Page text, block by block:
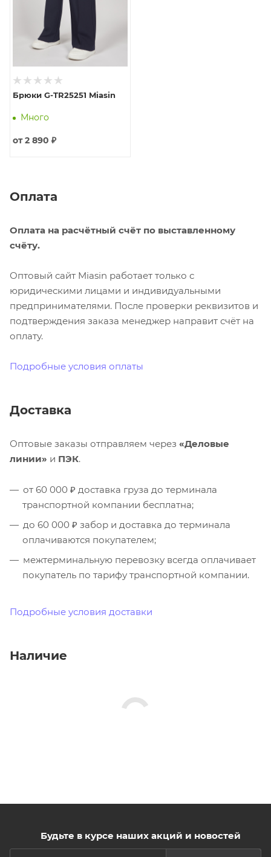
Брюки G-TR25251 Miasin
Много
от2 890 ₽
Оплата
Оплата на расчётный счёт по выставленному
счёту.
Оптовый сайт Miasin работает только с
юридическими лицами и индивидуальными
предпринимателями. После проверки реквизитов и
подтверждения заказа менеджер направит счёт на
оплату.
Подробные условия оплаты
Доставка
Оптовые заказы отправляем через «Деловые
линии» и ПЭК.
от 60 000 ₽ доставка груза до терминала
транспортной компании бесплатна;
до 60 000 ₽ забор и доставка до терминала
оплачиваются покупателем;
межтерминальную перевозку всегда оплачивает
покупатель по тарифу транспортной компании.
Подробные условия доставки
Наличие
Будьте в курсе наших акций и новостей